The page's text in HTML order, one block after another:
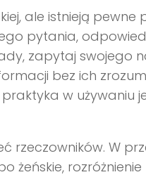
ale istnieją pewne
pytania,
zapytaj swojego
bez ich
w używaniu
rzeczowników. W
żeńskie,